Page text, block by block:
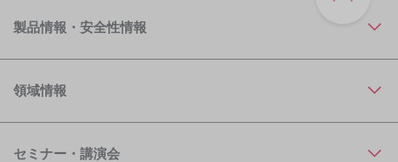
製品情報・安全性情報
領域情報
セミナー・講演会